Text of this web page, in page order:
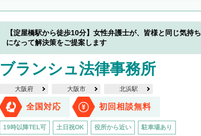
【淀屋橋駅から徒歩10分】女性弁護士が、皆様と同じ気持ち
になって解決策をご提案します
ブランシュ法律事務所
大阪府 大阪市 北浜駅
全国対応 初回相談無料
19時以降TEL可 土日祝OK 役所から近い 駐車場あり